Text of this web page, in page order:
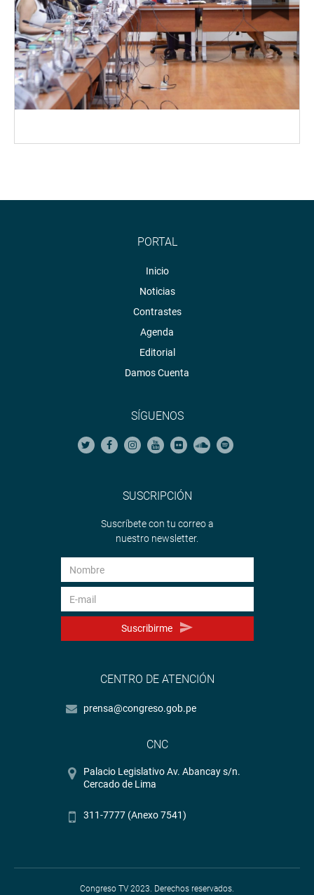
PORTAL
Inicio
Noticias
Contrastes
Agenda
Editorial
Damos Cuenta
SÍGUENOS
SUSCRIPCIÓN
Suscríbete con tu correo a
nuestro newsletter.
Suscribirme
CENTRO DE ATENCIÓN
prensa@congreso.gob.pe
CNC
Palacio Legislativo Av. Abancay s/n.
Cercado de Lima
311-7777 (Anexo 7541)
Congreso TV 2023. Derechos reservados.